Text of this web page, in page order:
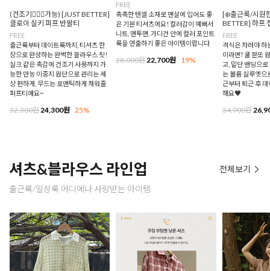
(건조기🙆🏻‍♀️가능) [JUST BETTER]
클로이 실키 퍼프 반팔티
FREE
출근룩부터 데이트룩까지, 티셔츠 한
장으로 완성하는 완벽한 블라우스 핏!
실크 같은 촉감에 건조기 사용까지 가
능한 만능 이중지 원단으로 관리는 세
상 편하게, 무드는 로맨틱하게 채워줄
퍼프티예요~
32,300원24,300원 25%
FREE
촉촉한 텐셀 소재로 맨살에 입어도 좋
은 기본 티셔츠에요! 컬러감이 예뻐서
니트, 맨투맨, 가디건 안에 컬러 포인트
룩을 연출하기 좋은 아이템이랍니다
28,000원22,700원 19%
[❄️출근룩/시원
BETTER] 하프
FREE
격식은 차려야 하
이라면? 쿨 분또
고, 밑단 밴딩으
는 볼륨 실루엣으
근부터 퇴근 후
해요♥
34,900원
셔츠&블라우스 라인업
출근룩/일상룩 어디에나 사랑받는 아이템
전체보기